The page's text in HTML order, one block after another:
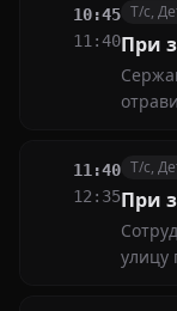
он
10:45
11:40
Т/с,
При
руки
11:40
12:35
Т/с,
При
улицу